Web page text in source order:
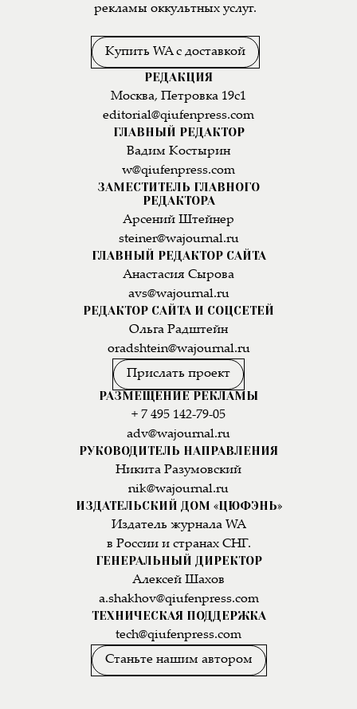
рекламы оккультных услуг.
Купить WA с доставкой
РЕДАКЦИЯ
Москва, Петровка 19с1
editorial@qiufenpress.com
ГЛАВНЫЙ РЕДАКТОР
Вадим Костырин
w@qiufenpress.com
ЗАМЕСТИТЕЛЬ ГЛАВНОГО
РЕДАКТОРА
Арсений Штейнер
steiner@wajournal.ru
ГЛАВНЫЙ РЕДАКТОР САЙТА
Анастасия Сырова
avs@wajournal.ru
РЕДАКТОР САЙТА И СОЦСЕТЕЙ
Ольга Радштейн
oradshtein@wajournal.ru
Прислать проект
РАЗМЕЩЕНИЕ РЕКЛАМЫ
+ 7 495 142-79-05
adv@wajournal.ru
РУКОВОДИТЕЛЬ НАПРАВЛЕНИЯ
Никита Разумовский
nik@wajournal.ru
ИЗДАТЕЛЬСКИЙ ДОМ «ЦЮФЭНЬ»
Издатель журнала WA
в России и странах СНГ.
ГЕНЕРАЛЬНЫЙ ДИРЕКТОР
Алексей Шахов
a.shakhov@qiufenpress.com
ТЕХНИЧЕСКАЯ ПОДДЕРЖКА
tech@qiufenpress.com
Станьте нашим автором